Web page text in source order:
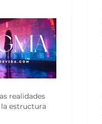
realidades
estructura